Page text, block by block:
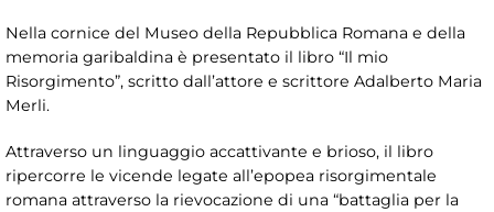
Nella cornice del Museo della Repubblica Romana e della
memoria garibaldina è presentato il libro “Il mio
Risorgimento”, scritto dall’attore e scrittore Adalberto Maria
Merli.
Attraverso un linguaggio accattivante e brioso, il libro
ripercorre le vicende legate all’epopea risorgimentale
romana attraverso la rievocazione di una “battaglia per la